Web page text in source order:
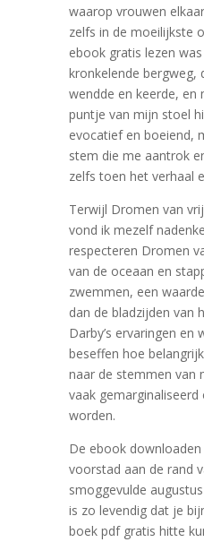
waarop vrouwen
zelfs in de moeilijkste
ebook gratis lezen
kronkelende bergweg,
wendde en keerde,
puntje van mijn stoel
evocatief en boeiend,
stem die me aantrok
zelfs toen het verhaal
Terwijl Dromen van
vond ik mezelf
respecteren Dromen
van de oceaan en
zwemmen, een
dan de bladzijden van
Darby’s ervaringen
beseffen hoe
naar de stemmen van
vaak
worden.
De ebook
voorstad aan de rand
smoggevulde
is zo levendig dat je
boek pdf gratis hitte